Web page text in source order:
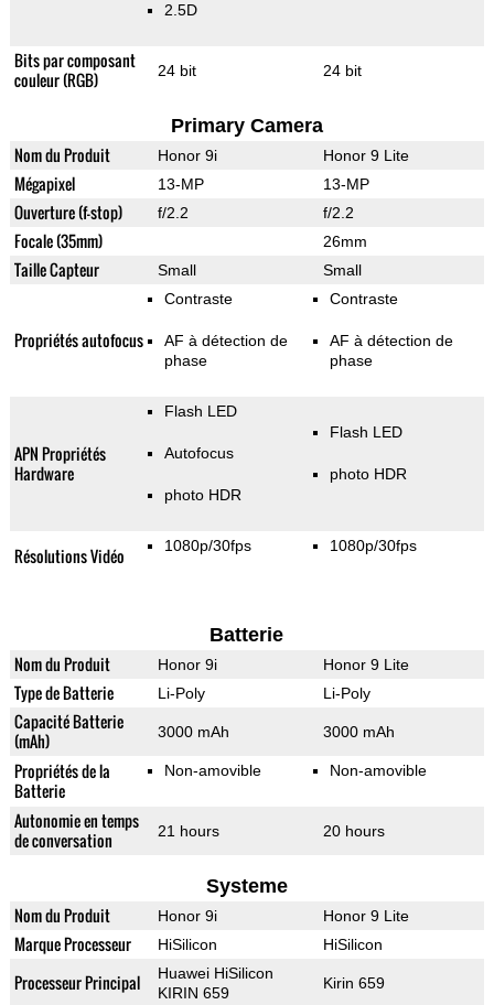
2.5D
Bits par composant
couleur (RGB)
24 bit 24 bit
Primary Camera
Nom du Produit Honor 9i Honor 9 Lite
Mégapixel 13-MP 13-MP
Ouverture (f-stop) f/2.2 f/2.2
Focale (35mm) 26mm
Taille Capteur Small Small
Propriétés autofocus
Contraste
AF à détection de
phase
Contraste
AF à détection de
phase
APN Propriétés
Hardware
Flash LED
Autofocus
photo HDR
Flash LED
photo HDR
Résolutions Vidéo 1080p/30fps 1080p/30fps
Batterie
Nom du Produit Honor 9i Honor 9 Lite
Type de Batterie Li-Poly Li-Poly
Capacité Batterie
(mAh)
3000 mAh 3000 mAh
Propriétés de la
Batterie
Non-amovible Non-amovible
Autonomie en temps
de conversation
21 hours 20 hours
Systeme
Nom du Produit Honor 9i Honor 9 Lite
Marque Processeur HiSilicon HiSilicon
Processeur Principal
Huawei HiSilicon
KIRIN 659
Kirin 659